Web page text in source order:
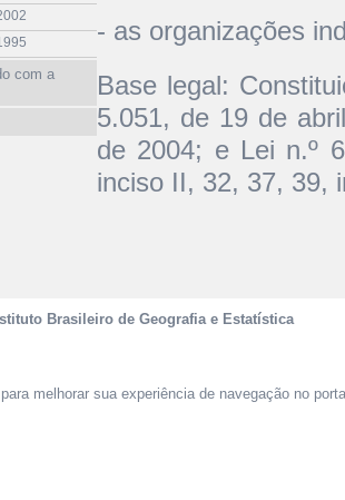
com a
- as organizações
Base legal:
5.051, de 19 de
de 2004; e Lei n.º
inciso II, 32, 37, 39,
Brasileiro de Geografia e Estatística
melhorar sua experiência de navegação no